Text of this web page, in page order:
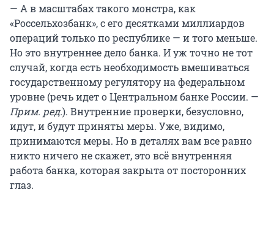
— А в масштабах такого монстра, как
«Россельхозбанк», с его десятками миллиардов
операций только по республике — и того меньше.
Но это внутреннее дело банка. И уж точно не тот
случай, когда есть необходимость вмешиваться
государственному регулятору на федеральном
уровне (речь идет о Центральном банке России. —
Прим. ред.). Внутренние проверки, безусловно,
идут, и будут приняты меры. Уже, видимо,
принимаются меры. Но в деталях вам все равно
никто ничего не скажет, это всё внутренняя
работа банка, которая закрыта от посторонних
глаз.